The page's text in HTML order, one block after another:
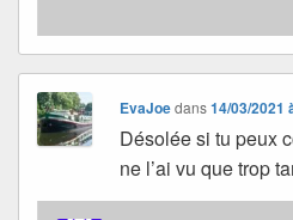
EvaJoedans14/03/2021
Désolée si tu peux
ne l’ai vu que trop